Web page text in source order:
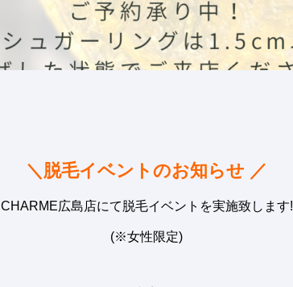
＼脱毛イベントのお知らせ ／
CHARME広島店にて脱毛イベントを実施致します!
(※女性限定)